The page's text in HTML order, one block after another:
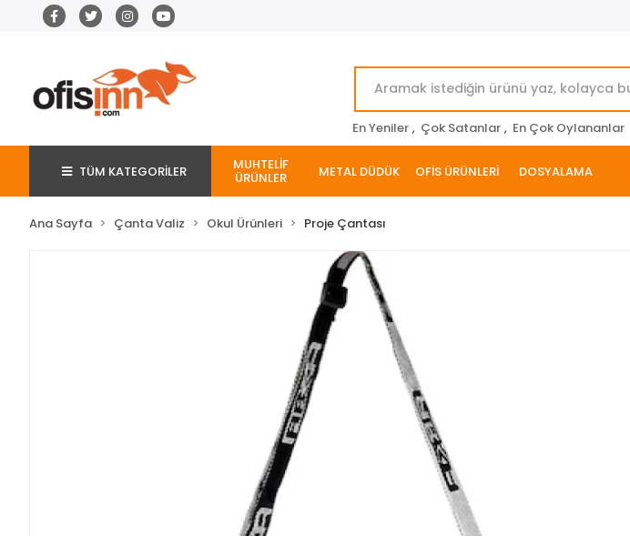
En Yeniler , Çok Satanlar , En Çok Oylananlar
TÜM KATEGORİLER MUHTELİF
ÜRÜNLER METAL DÜDÜK OFİS ÜRÜNLERİ DOSYALAMA
Ana Sayfa Çanta Valiz Okul Ürünleri Proje Çantası